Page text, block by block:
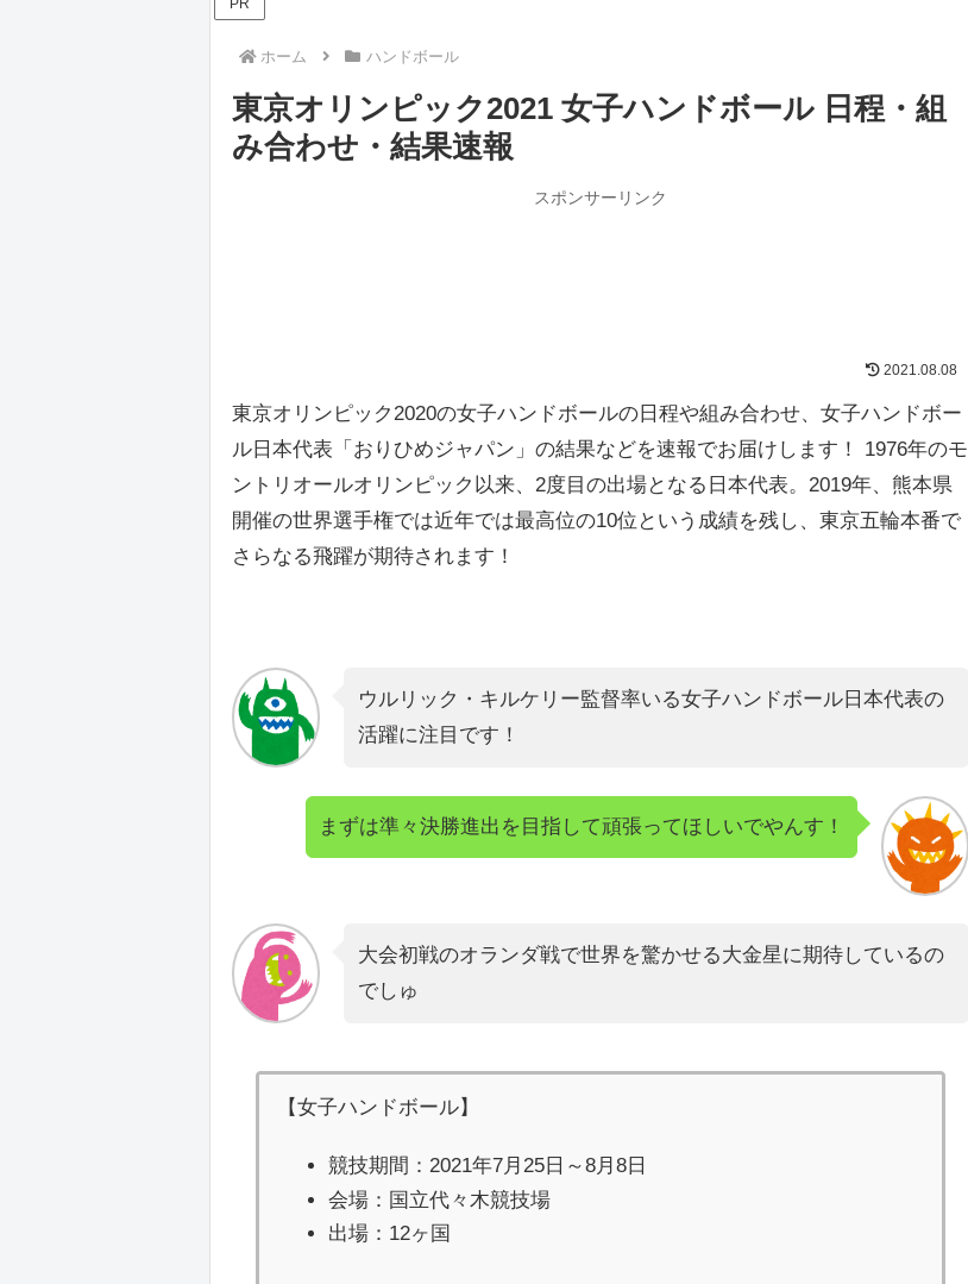
PR
ホーム ハンドボール
東京オリンピック2021 女子ハンドボール 日程・組
み合わせ・結果速報
スポンサーリンク
2021.08.08
東京オリンピック2020の女子ハンドボールの日程や組み合わせ、女子ハンドボー
ル日本代表「おりひめジャパン」の結果などを速報でお届けします！ 1976年のモ
ントリオールオリンピック以来、2度目の出場となる日本代表。2019年、熊本県
開催の世界選手権では近年では最高位の10位という成績を残し、東京五輪本番で
さらなる飛躍が期待されます！
ウルリック・キルケリー監督率いる女子ハンドボール日本代表の
活躍に注目です！
まずは準々決勝進出を目指して頑張ってほしいでやんす！
大会初戦のオランダ戦で世界を驚かせる大金星に期待しているの
でしゅ
【女子ハンドボール】
競技期間：2021年7月25日～8月8日
会場：国立代々木競技場
出場：12ヶ国